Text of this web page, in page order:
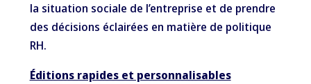
la situation sociale de l’entreprise et de prendre
des décisions éclairées en matière de politique
RH.
Éditions rapides et personnalisables